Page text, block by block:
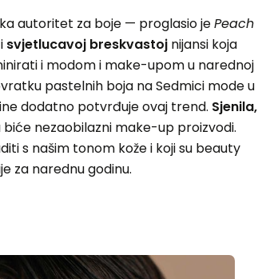
autoritet za boje — proglasio jePeach
i svjetlucavoj breskvastoj nijansi koja
i modom i make-upom u narednoj
pastelnih boja na Sedmici mode u
dodatno potvrđuje ovaj trend. Sjenila,
nezaobilazni make-up proizvodi.
s našim tonom kože i koji su beauty
za narednu godinu.